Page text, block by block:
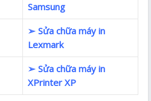
Samsung
➢ Sửa chữa máy in
Lexmark
➢ Sửa chữa máy in
XPrinter XP